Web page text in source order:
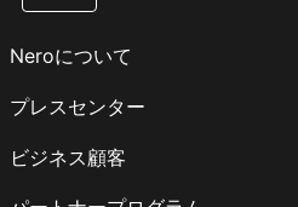
Neroについて
プレスセンター
ビジネス顧客